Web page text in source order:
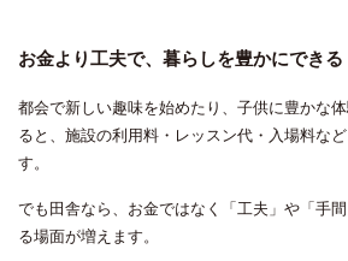
お金より工夫で、暮らしを豊かにできる
都会で新しい趣味を始めたり、子供に豊かな
ると、施設の利用料・レッスン代・入場料な
す。
でも田舎なら、お金ではなく「工夫」や「手
る場面が増えます。